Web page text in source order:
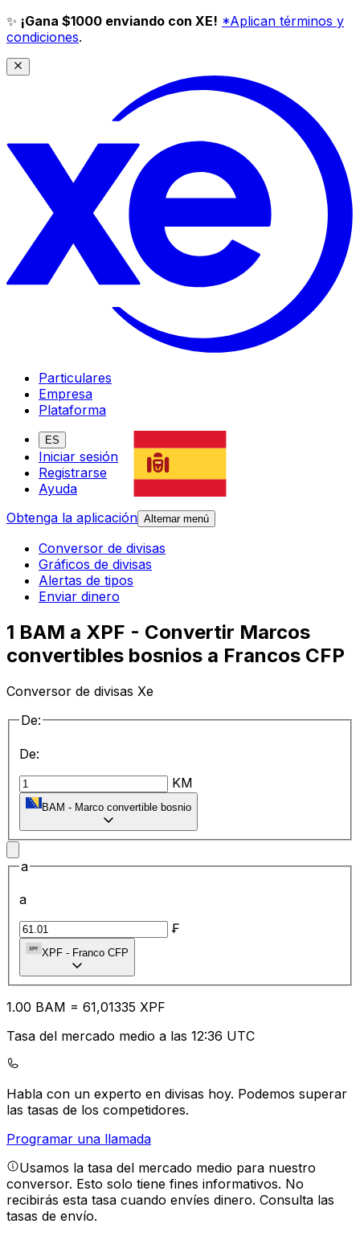
✨ ¡Gana $1000 enviando con XE! *Aplican términos y
condiciones.
Particulares
Empresa
Plataforma
ES
Iniciar sesión
Registrarse
Ayuda
Obtenga la aplicación Alternar menú
Conversor de divisas
Gráficos de divisas
Alertas de tipos
Enviar dinero
1 BAM a XPF - Convertir Marcos
convertibles bosnios a Francos CFP
Conversor de divisas Xe
De:
De:
KM
BAM - Marco convertible bosnio
a
a
₣
XPF - Franco CFP
1.00 BAM = 61,01335 XPF
Tasa del mercado medio a las 12:36 UTC
Habla con un experto en divisas hoy. Podemos superar
las tasas de los competidores.
Programar una llamada
Usamos la tasa del mercado medio para nuestro
conversor. Esto solo tiene fines informativos. No
recibirás esta tasa cuando envíes dinero. Consulta las
tasas de envío.